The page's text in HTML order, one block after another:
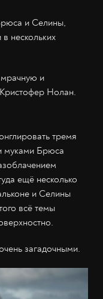
и Селины,
нескольких
мрачную и
Нолан.
тремя
муками Брюса
ещё несколько
и Селины
всё темы
загадочными.